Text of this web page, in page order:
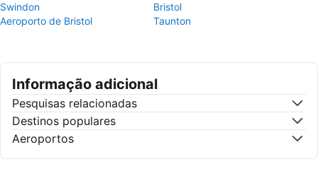
Swindon
Bristol
Aeroporto de Bristol
Taunton
Informação adicional
Pesquisas relacionadas
Destinos populares
Aeroportos